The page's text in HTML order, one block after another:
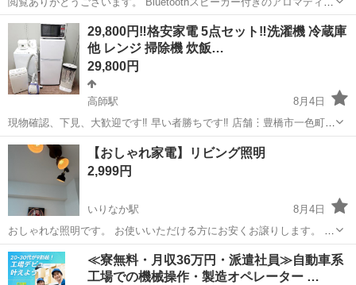
ューザーです。 タイマー付きです。 動作確認済み。
愛知 津島市 日比野駅 生活家電
29,800円‼格安家電 5点セット‼洗濯機 冷蔵庫
他 レンジ 掃除機 炊飯…
29,800円
高師駅
8月4日
現物確認、下見、大歓迎です‼ 早い者勝ちです‼ 店舗︙豊橋市一色町字
一色上11-1 店名︙エコ・ラポール リサイクルshop 営業時間︙10時～
18時 木曜日のみ10時～16時 定休日 ︙不定休 店頭販売を優先さ...
愛知 豊橋市 高師駅 生活家電 セット
【おしゃれ家電】リビング照明
2,999円
いりなか駅
8月4日
おしゃれな照明です。 お使いいただける方にお安くお譲りします。 中
古のため、小さなキズや汚れはありますが、目立つものではありませ
ん。状態は良好です。
愛知 名古屋市 いりなか駅 生活家電 リビング
≪寮無料・月収36万円・派遣社員≫自動車系
工場での機械操作・製造オペレーター …